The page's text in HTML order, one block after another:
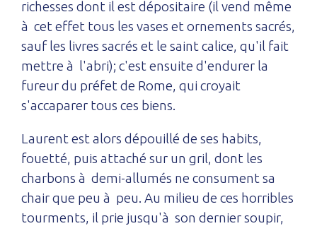
richesses dont il est dépositaire (il vend même
à cet effet tous les vases et ornements sacrés,
sauf les livres sacrés et le saint calice, qu'il fait
mettre à l'abri); c'est ensuite d'endurer la
fureur du préfet de Rome, qui croyait
s'accaparer tous ces biens.
Laurent est alors dépouillé de ses habits,
fouetté, puis attaché sur un gril, dont les
charbons à demi-allumés ne consument sa
chair que peu à peu. Au milieu de ces horribles
tourments, il prie jusqu'à son dernier soupir,